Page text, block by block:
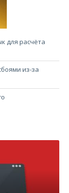
для расчёта
из-за